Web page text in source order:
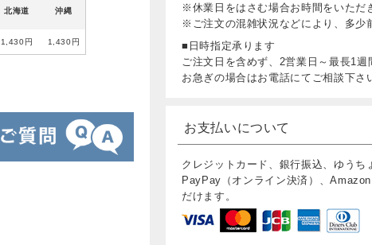
北海道 沖縄
1,430円 1,430円
※休業日をはさむ場合お時間をいただ
※ご注文の混雑状況などにより、多少
■日時指定承ります
ご注文日を含めず、2営業日～最長1週
お急ぎの場合はお電話にてご相談下さ
お支払いについて
クレジットカード、銀行振込、ゆうち
PayPay（オンライン決済）、
だけます。